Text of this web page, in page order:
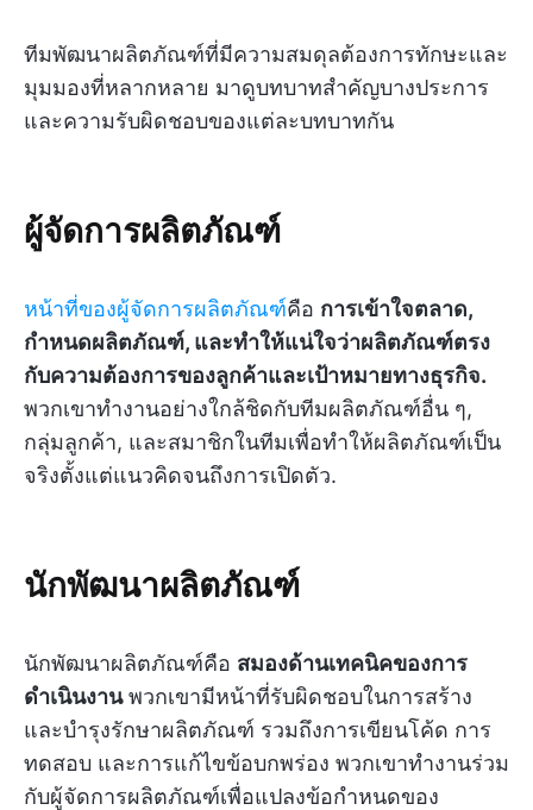
ทีมพัฒนาผลิตภัณฑ์ที่มีความสมดุลต้องการทักษะและ
มุมมองที่หลากหลาย มาดูบทบาทสำคัญบางประการ
และความรับผิดชอบของแต่ละบทบาทกัน
ผู้จัดการผลิตภัณฑ์
หน้าที่ของผู้จัดการผลิตภัณฑ์คือ การเข้าใจตลาด,
กำหนดผลิตภัณฑ์, และทำให้แน่ใจว่าผลิตภัณฑ์ตรง
กับความต้องการของลูกค้าและเป้าหมายทางธุรกิจ.
พวกเขาทำงานอย่างใกล้ชิดกับทีมผลิตภัณฑ์อื่น ๆ,
กลุ่มลูกค้า, และสมาชิกในทีมเพื่อทำให้ผลิตภัณฑ์เป็น
จริงตั้งแต่แนวคิดจนถึงการเปิดตัว.
นักพัฒนาผลิตภัณฑ์
นักพัฒนาผลิตภัณฑ์คือ สมองด้านเทคนิคของการ
ดำเนินงานพวกเขามีหน้าที่รับผิดชอบในการสร้าง
และบำรุงรักษาผลิตภัณฑ์ รวมถึงการเขียนโค้ด การ
ทดสอบ และการแก้ไขข้อบกพร่อง พวกเขาทำงานร่วม
กับผู้จัดการผลิตภัณฑ์เพื่อแปลงข้อกำหนดของ